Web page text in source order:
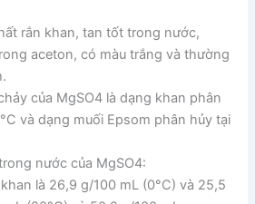
rắn khan, tan tốt trong nước,
aceton, có màu trắng và thường
của MgSO4 là dạng khan phân
và dạng muối Epsom phân hủy tại
nước của MgSO4:
là 26,9 g/100 mL (0°C) và 25,5